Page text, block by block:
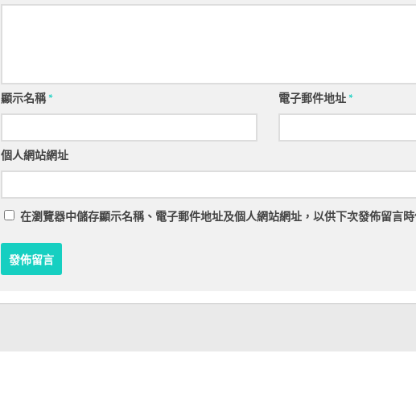
顯示名稱* 電子郵件地址*
個人網站網址
在瀏覽器中儲存顯示名稱、電子郵件地址及個人網站網址，以供下次發佈留言